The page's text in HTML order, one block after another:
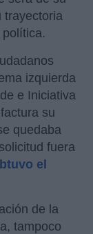
trayectoria
izquierda
e Iniciativa
su
quedaba
fuera
el
de la
tampoco